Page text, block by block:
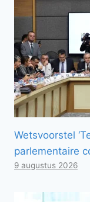
Wetsvoorstel
parlementaire
9 augustus 2026